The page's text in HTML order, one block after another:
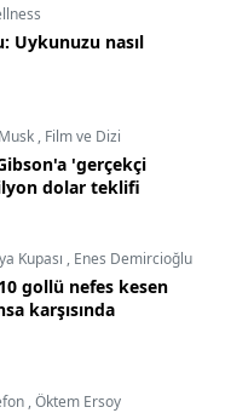
Uykunuzu nasıl
, Film ve Dizi
'gerçekçi
dolar teklifi
Kupası , Enes Demircioğlu
gollü nefes kesen
karşısında
,Öktem Ersoy